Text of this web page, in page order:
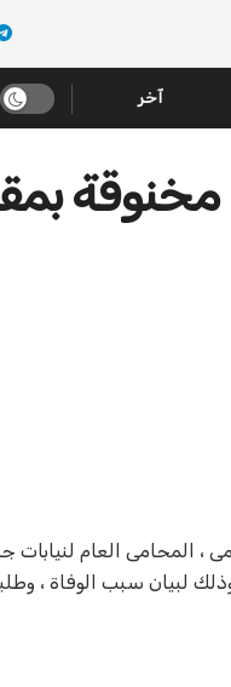
آخر
مخنوقة
، المحامى العام لنيابات
لبيان سبب الوفاة ،